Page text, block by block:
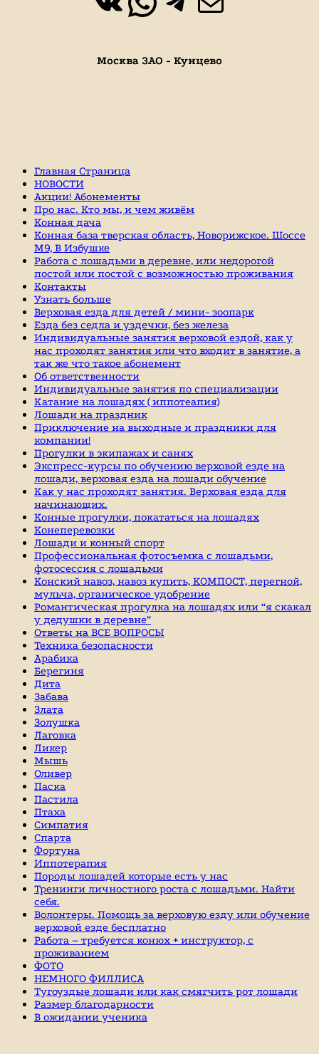
Москва ЗАО - Кунцево
Главная Страница
НОВОСТИ
Акции! Абонементы
Про нас. Кто мы, и чем живём
Конная дача
Конная база тверская область, Новорижское. Шоссе
М9, В Избушке
Работа с лошадьми в деревне, или недорогой
постой или постой с возможностью проживания
Контакты
Узнать больше
Верховая езда для детей / мини- зоопарк
Езда без седла и уздечки, без железа
Индивидуальные занятия верховой ездой, как у
нас проходят занятия или что входит в занятие, а
так же что такое абонемент
Об ответственности
Индивидуальные занятия по специализации
Катание на лошадях ( иппотеапия)
Лошади на праздник
Приключение на выходные и праздники для
компании!
Прогулки в экипажах и санях
Экспресс-курсы по обучению верховой езде на
лошади, верховая езда на лошади обучение
Как у нас проходят занятия. Верховая езда для
начинающих.
Конные прогулки, покататься на лошадях
Конеперевозки
Лошади и конный спорт
Профессиональная фотосъемка с лошадьми,
фотосессия с лошадьми
Конский навоз, навоз купить, КОМПОСТ, перегной,
мульча, органическое удобрение
Романтическая прогулка на лошадях или “я скакал
у дедушки в деревне”
Ответы на ВСЕ ВОПРОСЫ
Техника безопасности
Арабика
Берегиня
Дита
Забава
Злата
Золушка
Лаговка
Ликер
Мышь
Оливер
Паска
Пастила
Птаха
Симпатия
Спарта
Фортуна
Иппотерапия
Породы лошадей которые есть у нас
Тренинги личностного роста с лошадьми. Найти
себя.
Волонтеры. Помощь за верховую езду или обучение
верховой езде бесплатно
Работа – требуется конюх + инструктор, с
проживанием
ФОТО
НЕМНОГО ФИЛЛИСА
Тугоуздые лошади или как смягчить рот лошади
Размер благодарности
В ожидании ученика